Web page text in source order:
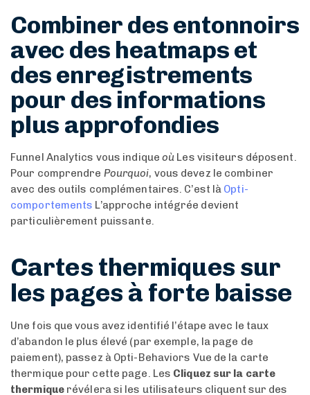
Combiner des entonnoirs
avec des heatmaps et
des enregistrements
pour des informations
plus approfondies
Funnel Analytics vous indique où Les visiteurs déposent.
Pour comprendre Pourquoi, vous devez le combiner
avec des outils complémentaires. C’est là Opti-
comportements L’approche intégrée devient
particulièrement puissante.
Cartes thermiques sur
les pages à forte baisse
Une fois que vous avez identifié l’étape avec le taux
d’abandon le plus élevé (par exemple, la page de
paiement), passez à Opti-Behaviors Vue de la carte
thermique pour cette page. Les Cliquez sur la carte
thermiquerévélera si les utilisateurs cliquent sur des